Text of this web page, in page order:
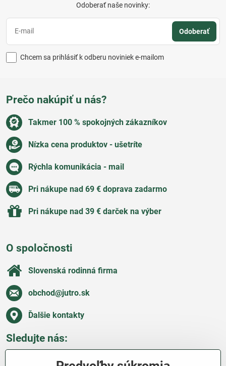
Odoberať naše novinky:
Odoberať
Chcem sa prihlásiť k odberu noviniek e-mailom
Prečo nakúpiť u nás?
Takmer 100 % spokojných zákazníkov
Nízka cena produktov - ušetríte
Rýchla komunikácia - mail
Pri nákupe nad 69 € doprava zadarmo
Pri nákupe nad 39 € darček na výber
O spoločnosti
Slovenská rodinná firma
obchod​@jutro​.sk
Ďalšie kontakty
Sledujte nás: